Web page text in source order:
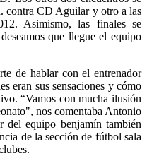
contra CD Aguilar y otro a las
Asimismo, las finales se
que llegue el equipo
de hablar con el entrenador
eran sus sensaciones y cómo
“Vamos con mucha ilusión
nos comentaba Antonio
del equipo benjamín también
de la sección de fútbol sala